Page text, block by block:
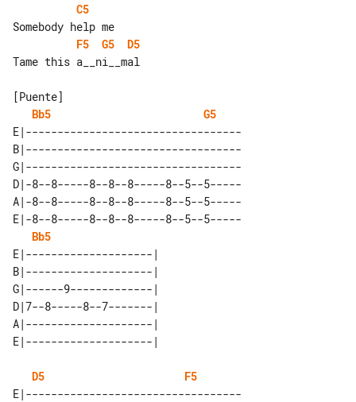
C5
F5
G5
D5
Tame this a__ni__mal
Bb5
G5
E|----------------------------------
B|----------------------------------
G|----------------------------------
D|-8--8-----8--8--8-----8--5--5-----
A|-8--8-----8--8--8-----8--5--5-----
E|-8--8-----8--8--8-----8--5--5-----
Bb5
E|--------------------|
B|--------------------|
G|------9-------------|
D|7--8-----8--7-------|
A|--------------------|
D5
F5
E|----------------------------------